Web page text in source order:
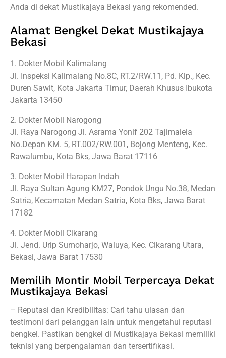
Anda di dekat Mustikajaya Bekasi yang rekomended.
Alamat Bengkel Dekat Mustikajaya
Bekasi
1. Dokter Mobil Kalimalang
Jl. Inspeksi Kalimalang No.8C, RT.2/RW.11, Pd. Klp., Kec.
Duren Sawit, Kota Jakarta Timur, Daerah Khusus Ibukota
Jakarta 13450
2. Dokter Mobil Narogong
Jl. Raya Narogong Jl. Asrama Yonif 202 Tajimalela
No.Depan KM. 5, RT.002/RW.001, Bojong Menteng, Kec.
Rawalumbu, Kota Bks, Jawa Barat 17116
3. Dokter Mobil Harapan Indah
Jl. Raya Sultan Agung KM27, Pondok Ungu No.38, Medan
Satria, Kecamatan Medan Satria, Kota Bks, Jawa Barat
17182
4. Dokter Mobil Cikarang
Jl. Jend. Urip Sumoharjo, Waluya, Kec. Cikarang Utara,
Bekasi, Jawa Barat 17530
Memilih Montir Mobil Terpercaya Dekat
Mustikajaya Bekasi
– Reputasi dan Kredibilitas: Cari tahu ulasan dan
testimoni dari pelanggan lain untuk mengetahui reputasi
bengkel. Pastikan bengkel di Mustikajaya Bekasi memiliki
teknisi yang berpengalaman dan tersertifikasi.